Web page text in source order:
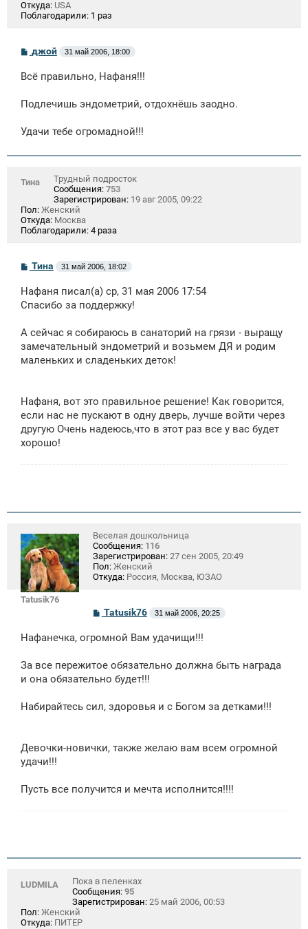
Откуда: USA
Поблагодарили: 1 раз
С
о
б
н
джой 31 май 2006, 18:00
Всё правильно, Нафаня!!!
Подлечишь эндометрий, отдохнёшь заодно.
Удачи тебе огромадной!!!
Тина
Трудный подросток
Сообщения: 753
Зарегистрирован: 19 авг 2005, 09:22
Пол: Женский
Откуда: Москва
Поблагодарили: 4 раза
С
о
б
щ
и
Тина 31 май 2006, 18:02
Нафаня писал(а) ср, 31 мая 2006 17:54
Спасибо за поддержку!
А сейчас я собираюсь в санаторий на грязи - выращу
замечательный эндометрий и возьмем ДЯ и родим
маленьких и сладеньких деток!
Нафаня, вот это правильное решение! Как говорится,
если нас не пускают в одну дверь, лучше войти через
другую Очень надеюсь,что в этот раз все у вас будет
хорошо!
Tatusik76
Веселая дошкольница
Сообщения: 116
Зарегистрирован: 27 сен 2005, 20:49
Пол: Женский
Откуда: Россия, Москва, ЮЗАО
С
о
б
н
и
Tatusik76 31 май 2006, 20:25
Нафанечка, огромной Вам удачищи!!!
За все пережитое обязательно должна быть награда
и она обязательно будет!!!
Набирайтесь сил, здоровья и с Богом за детками!!!
Девочки-новички, также желаю вам всем огромной
удачи!!!
Пусть все получится и мечта исполнится!!!!
LUDMILA
Пока в пеленках
Сообщения: 95
Зарегистрирован: 25 май 2006, 00:53
Пол: Женский
Откуда: ПИТЕР